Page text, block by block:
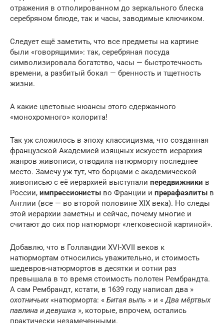
отражения в отполированном до зеркального блеска
серебряном блюде, так и часы, заводимые ключиком.
Следует ещё заметить, что все предметы на картине
были «говорящими»: так, серебряная посуда
символизировала богатство, часы — быстротечность
времени, а разбитый бокал — бренность и тщетность
жизни.
А какие цветовые нюансы этого сдержанного
«монохромного» колорита!
Так уж сложилось в эпоху классицизма, что созданная
французской Академией изящных искусств иерархия
жанров живописи, отводила натюрморту последнее
место. Замечу уж тут, что борцами с академической
живописью с её иерархией выступали передвижники в
России, импрессионисты во Франции и прерафаэлиты в
Англии (все — во второй половине XIX века). Но следы
этой иерархии заметны и сейчас, почему многие и
считают до сих пор натюрморт «легковесной картиной».
Добавлю, что в Голландии XVI-XVII веков к
натюрмортам относились уважительно, и стоимость
шедевров-натюрмортов в десятки и сотни раз
превышала в то время стоимость полотен Рембрандта.
А сам Рембрандт, кстати, в 1639 году написал два »
охотничьих «натюрморта: « Битая выпь » и «Два мёртвых
павлина и девушка », которые, впрочем, остались
практически незамеченными.